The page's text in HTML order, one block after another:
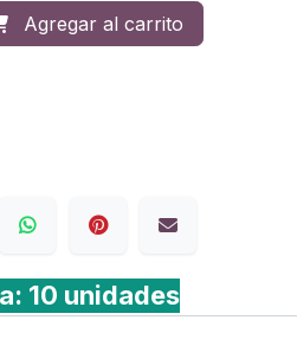
Agregar al carrito
10 unidades